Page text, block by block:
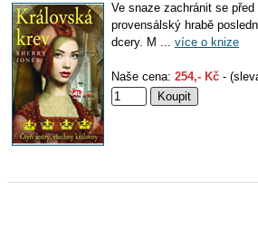
Ve snaze zachránit se
provensálský hrabě
dcery. M ... více o knize
Naše cena: 254,- Kč -